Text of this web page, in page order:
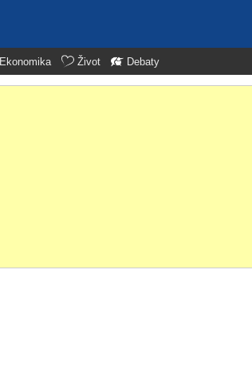
Ekonomika Život Debaty